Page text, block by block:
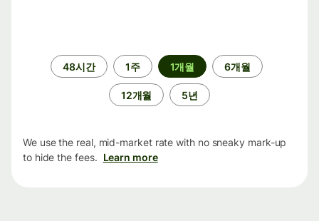
48시간 1주 1개월 6개월
12개월 5년
We use the real, mid-market rate with no sneaky mark-up
to hide the fees. Learn more